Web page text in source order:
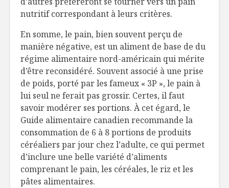
nutritif correspondant à leurs critères.
En somme, le pain, bien souvent perçu de
manière négative, est un aliment de base de du
régime alimentaire nord-américain qui mérite
d’être reconsidéré. Souvent associé à une prise
de poids, porté par les fameux « 3P », le pain à
lui seul ne ferait pas grossir. Certes, il faut
savoir modérer ses portions. À cet égard, le
Guide alimentaire canadien recommande la
consommation de 6 à 8 portions de produits
céréaliers par jour chez l’adulte, ce qui permet
d’inclure une belle variété d’aliments
comprenant le pain, les céréales, le riz et les
pâtes alimentaires.